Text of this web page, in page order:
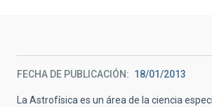
FECHA DE PUBLICACIÓN 18/01/2013
La Astrofísica es un área de la ciencia